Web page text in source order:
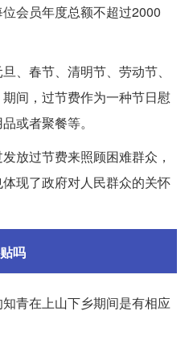
会员年度总额不超过2000
、春节、清明节、劳动节、
间，过节费作为一种节日慰
或者聚餐等。
放过节费来照顾困难群众，
现了政府对人民群众的关怀
吗
青在上山下乡期间是有相应